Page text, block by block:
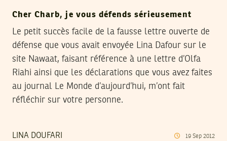
Cher Charb, je vous défends sérieusement
Le petit succès facile de la fausse lettre ouverte de
défense que vous avait envoyée Lina Dafour sur le
site Nawaat, faisant référence à une lettre d’Olfa
Riahi ainsi que les déclarations que vous avez faites
au journal Le Monde d’aujourd’hui, m’ont fait
réfléchir sur votre personne.
LINA DOUFARI 19 Sep 2012